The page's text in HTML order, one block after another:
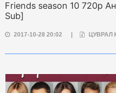
Friends season 10 720p
Sub]
2017-10-28 20:02 ЦУВРАЛ